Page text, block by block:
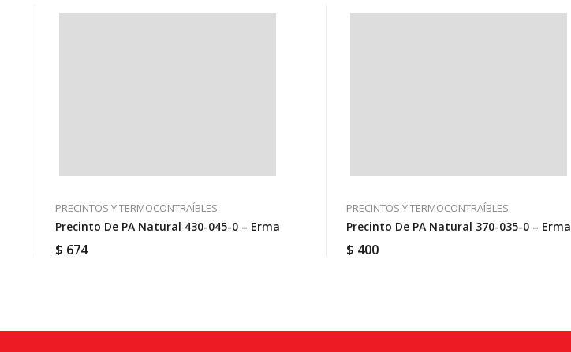
PRECINTOS Y TERMOCONTRAÍBLES
Precinto De PA Natural 430-045-0 – Erma
$ 674
PRECINTOS Y TERMOCONTRAÍBLES
Precinto De PA Natural 370-035-0 – Erma
$ 400